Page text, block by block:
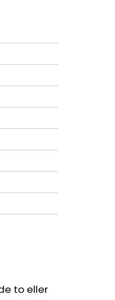
to eller